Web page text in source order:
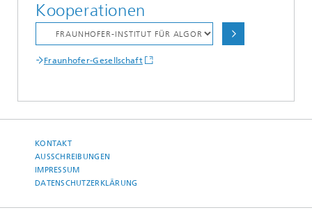
Kooperationen
Fraunhofer-Gesellschaft
KONTAKT
AUSSCHREIBUNGEN
IMPRESSUM
DATENSCHUTZERKLÄRUNG